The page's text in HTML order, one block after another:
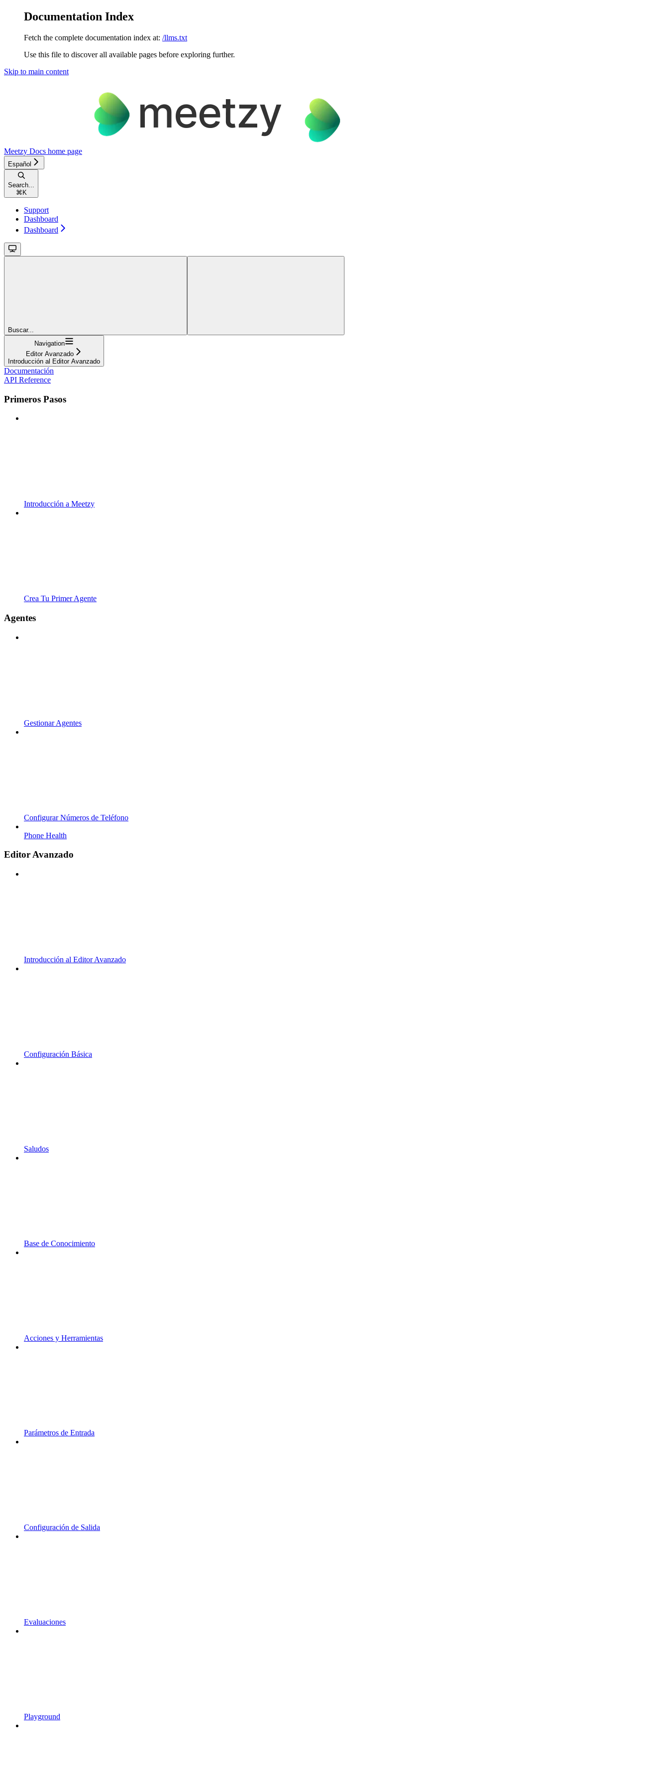
Documentation Index
Fetch the complete documentation index at: /llms.txt
Use this file to discover all available pages before exploring further.
Skip to main content
Meetzy Docs home page
Español
Search...
⌘ K
Support
Dashboard
Dashboard
Buscar...
Navigation
Editor Avanzado
Introducción al Editor Avanzado
Documentación
API Reference
Primeros Pasos
Introducción a Meetzy
Crea Tu Primer Agente
Agentes
Gestionar Agentes
Configurar Números de Teléfono
Phone Health
Editor Avanzado
Introducción al Editor Avanzado
Configuración Básica
Saludos
Base de Conocimiento
Acciones y Herramientas
Parámetros de Entrada
Configuración de Salida
Evaluaciones
Playground